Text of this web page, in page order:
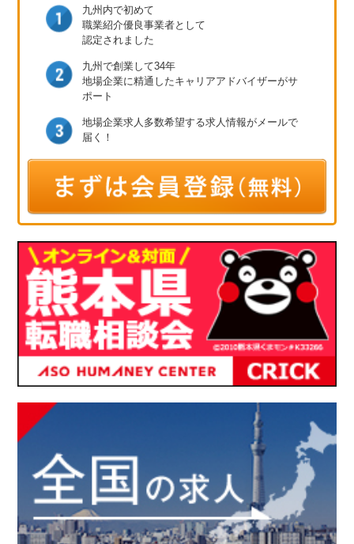
九州内で初めて
職業紹介優良事業者として
認定されました
九州で創業して34年
地場企業に精通したキャリアアドバイザーがサ
ポート
地場企業求人多数希望する求人情報が メールで
届く！